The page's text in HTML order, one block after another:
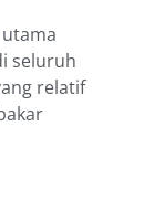
seluruh
relatif